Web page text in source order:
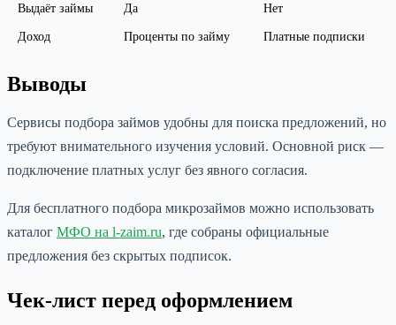
Выдаёт займы Да Нет
Доход Проценты по займу Платные подписки
Выводы
Сервисы подбора займов удобны для поиска предложений, но
требуют внимательного изучения условий. Основной риск —
подключение платных услуг без явного согласия.
Для бесплатного подбора микрозаймов можно использовать
каталог МФО на l-zaim.ru, где собраны официальные
предложения без скрытых подписок.
Чек-лист перед оформлением